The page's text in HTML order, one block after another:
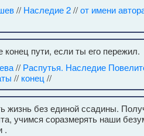
// Наследие 2//от имени
пути, если ты его пережил.
// Распутья. Наследие
// конец //
жизнь без единой ссадины.
учимся соразмерять наши
.